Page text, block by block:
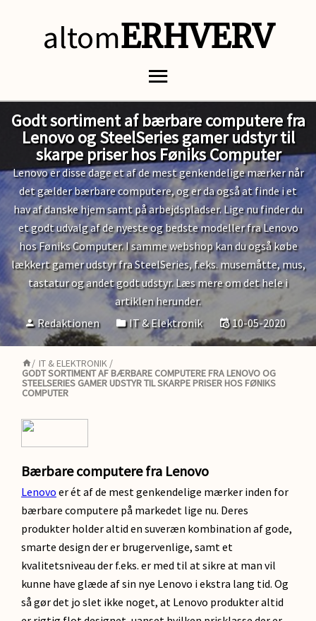
altomERHVERV
Godt sortiment af bærbare computere fra
Lenovo og SteelSeries gamer udstyr til
skarpe priser hos Føniks Computer
Lenovo er disse dage et af de mest genkendelige mærker når
det gælder bærbare computere, og er da også at finde i et
hav af danske hjem samt på arbejdspladser. Lige nu finder du
et godt udvalg af de nyeste og bedste modeller fra Lenovo
hos Føniks Computer. I samme webshop kan du også købe
lækkert gamer udstyr fra SteelSeries, f.eks. musemåtte, mus,
tastatur og andet godt udstyr. Læs mere om det hele i
artiklen herunder.
Redaktionen
IT & Elektronik 10-05-2020
/ IT & ELEKTRONIK /
GODT SORTIMENT AF BÆRBARE COMPUTERE FRA LENOVO OG
STEELSERIES GAMER UDSTYR TIL SKARPE PRISER HOS FØNIKS
COMPUTER
Bærbare computere fra Lenovo
Lenovo er ét af de mest genkendelige mærker inden for
bærbare computere på markedet lige nu. Deres
produkter holder altid en suveræn kombination af gode,
smarte design der er brugervenlige, samt et
kvalitetsniveau der f.eks. er med til at sikre at man vil
kunne have glæde af sin nye Lenovo i ekstra lang tid. Og
så gør det jo slet ikke noget, at Lenovo produkter altid